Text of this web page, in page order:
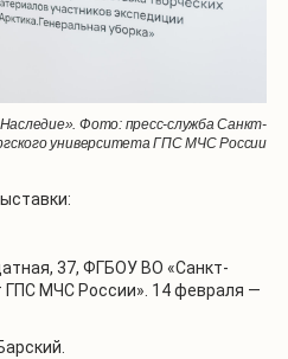
Фото: пресс-служба Санкт-
университета ГПС МЧС России
37, ФГБОУ ВО «Санкт-
ГПС МЧС России». 14 февраля —